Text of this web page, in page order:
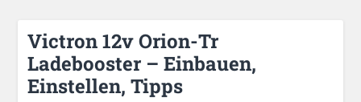
Victron 12v Orion-Tr
Ladebooster – Einbauen,
Einstellen, Tipps